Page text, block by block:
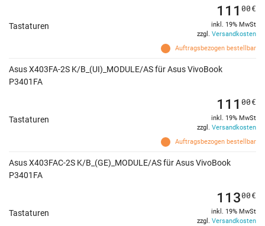
Tastaturen
Auftragsbezogen bestellbar
111 00€
inkl. 19% MwSt
zzgl. Versandkosten
Asus X403FA-2S K/B_(UI)_MODULE/AS für Asus VivoBook
P3401FA
Tastaturen
Auftragsbezogen bestellbar
111 00€
inkl. 19% MwSt
zzgl. Versandkosten
Asus X403FAC-2S K/B_(GE)_MODULE/AS für Asus VivoBook
P3401FA
Tastaturen
11300€
inkl. 19% MwSt
zzgl. Versandkosten